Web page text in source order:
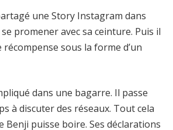
une Story Instagram dans
promener avec sa ceinture. Puis il
sous la forme d’un
dans une bagarre. Il passe
à discuter des réseaux. Tout cela
Benji puisse boire. Ses déclarations